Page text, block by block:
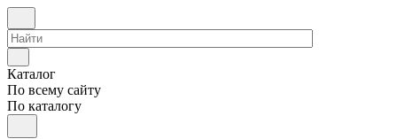
Каталог
По всему сайту
По каталогу